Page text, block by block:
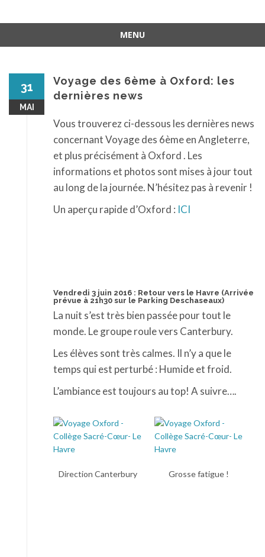
MENU
31
MAI
Voyage des 6ème à Oxford: les
dernières news
Vous trouverez ci-dessous les dernières news
concernant Voyage des 6ème en Angleterre,
et plus précisément à Oxford . Les
informations et photos sont mises à jour tout
au long de la journée. N’hésitez pas à revenir !
Un aperçu rapide d’Oxford : ICI
Vendredi 3 juin 2016 : Retour vers le Havre (Arrivée
prévue à 21h30 sur le Parking Deschaseaux)
La nuit s’est très bien passée pour tout le
monde. Le groupe roule vers Canterbury.
Les élèves sont très calmes. Il n’y a que le
temps qui est perturbé : Humide et froid.
L’ambiance est toujours au top! A suivre….
Direction Canterbury Grosse fatigue !